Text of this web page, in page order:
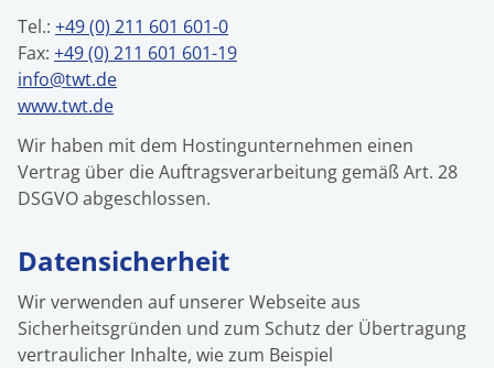
Tel.: +49 (0) 211 601 601-0
Fax: +49 (0) 211 601 601-19
info@twt.de
www.twt.de
Wir haben mit dem Hostingunternehmen einen
Vertrag über die Auftragsverarbeitung gemäß Art. 28
DSGVO abgeschlossen.
Datensicherheit
Wir verwenden auf unserer Webseite aus
Sicherheitsgründen und zum Schutz der Übertragung
vertraulicher Inhalte, wie zum Beispiel